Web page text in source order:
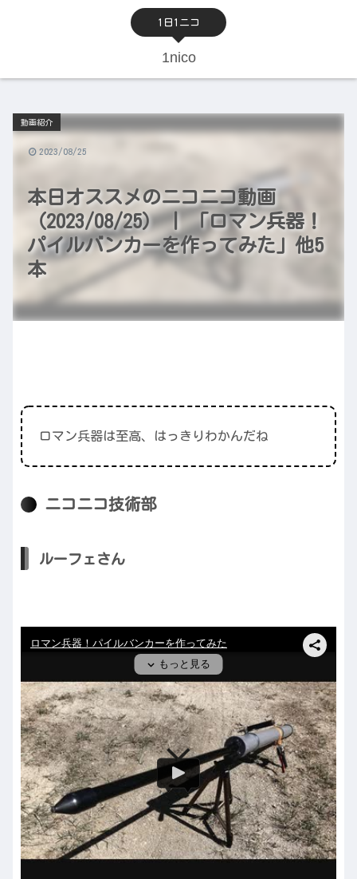
1日1ニコ
1nico
本日オススメのニコニコ動画
（2023/08/25） | 「ロマン兵器！
パイルバンカーを作ってみた」他5
本
動画紹介
2023/08/25
ロマン兵器は至高、はっきりわかんだね
ニコニコ技術部
ルーフェさん